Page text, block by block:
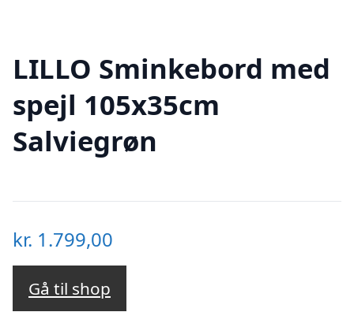
LILLO Sminkebord med
spejl 105x35cm
Salviegrøn
kr. 1.799,00
Gå til shop